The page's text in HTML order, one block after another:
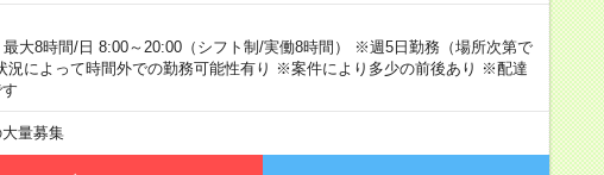
大8時間/日 8:00～20:00（シフト制/実働8時間） ※週5日勤務（場所次第で
況によって時間外での勤務可能性有り ※案件により多少の前後あり ※配達
量募集